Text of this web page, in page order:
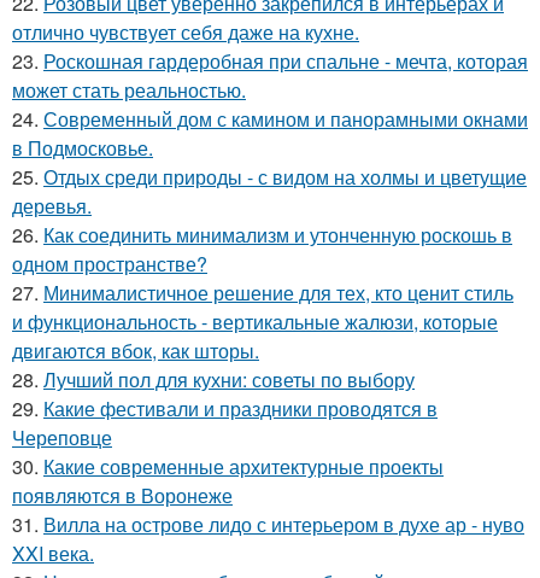
отлично чувствует себя даже на кухне.
23. Роскошная гардеробная при спальне - мечта, которая
может стать реальностью.
24. Современный дом с камином и панорамными окнами
в Подмосковье.
25. Отдых среди природы - с видом на холмы и цветущие
деревья.
26. Как соединить минимализм и утонченную роскошь в
одном пространстве?
27. Минималистичное решение для тех, кто ценит стиль
и функциональность - вертикальные жалюзи, которые
двигаются вбок, как шторы.
28. Лучший пол для кухни: советы по выбору
29. Какие фестивали и праздники проводятся в
Череповце
30. Какие современные архитектурные проекты
появляются в Воронеже
31. Вилла на острове лидо с интерьером в духе ар - нуво
XXI века.